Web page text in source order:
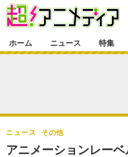
ゲーム・アプリ
特集一覧
連載マンガ
ホーム ニュース 特集
アニメーションレー
ニュース その他